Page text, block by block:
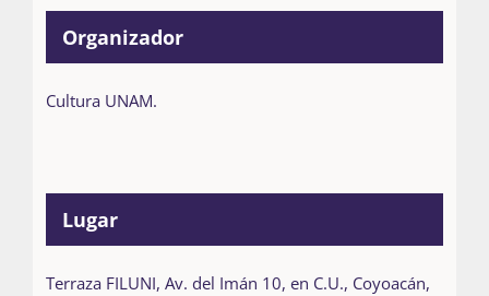
Organizador
Cultura UNAM.
Lugar
Terraza FILUNI, Av. del Imán 10, en C.U., Coyoacán,